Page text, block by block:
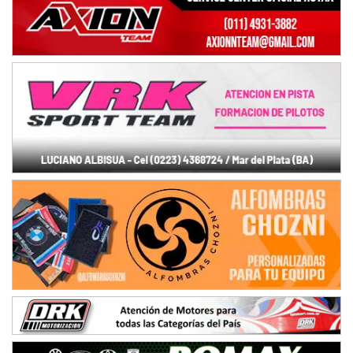
Ramiro Tot (Asfalto)
Baradero (Buenos Aires)
KDO - F6
Trenque Lauquen (Buenos Aires)
ENTRERRIANO - F6 (POSTERGADA)
Villaguay (Entre Ríos)
VICTORIENSE - F7
El Cerro (Tierra)
Victoria (Entre Ríos)
PATAGONICO - F6
Moto Club Reginense (Tierra)
Gral. E. Godoy (Río Negro)
CSK - F7
Juventud Unida (Tierra)
Humboldt (Santa Fe)